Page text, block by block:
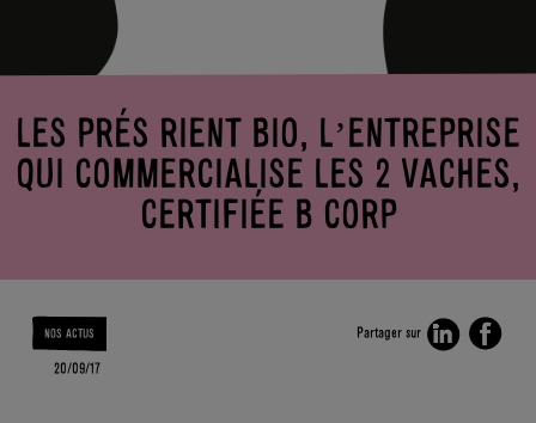
ENFANTS
?
LES
GESTES
DERRIÈRE
L’ÉTIQUETTE
LES PRÉS RIENT BIO, L’ENTREPRISE
QUI COMMERCIALISE LES 2 VACHES,
CERTIFIÉE B CORP
NOS ACTUS
Partager sur
20/09/17